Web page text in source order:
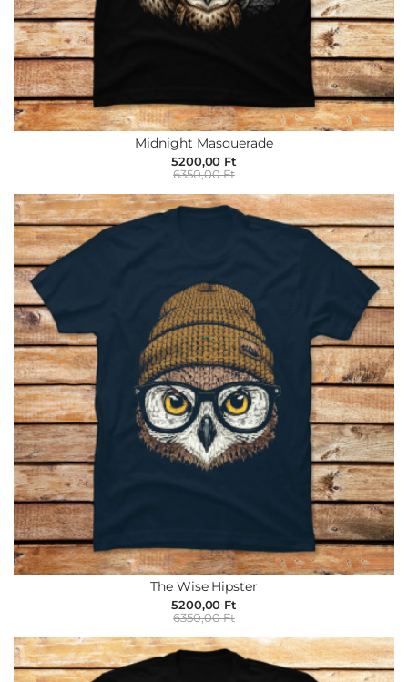
Midnight Masquerade
5200,00 Ft
6350,00 Ft
The Wise Hipster
5200,00 Ft
6350,00 Ft